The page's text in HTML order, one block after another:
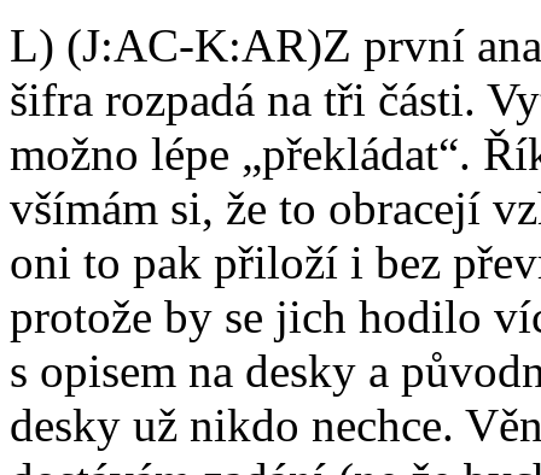
L) (J:AC-K:AR)Z první
šifra rozpadá na tři části.
možno lépe „překládat“.
všímám si, že to obracejí
oni to pak přiloží i bez
protože by se jich hodilo
s opisem na desky a
desky už nikdo nechce.